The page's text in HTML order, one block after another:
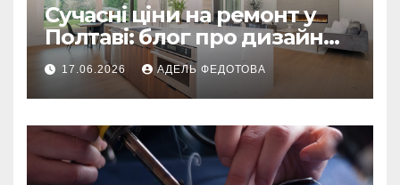
Сучасні ціни на ремонт у
Полтаві: блог про дизайн
інтер\’єру
17.06.2026 АДЕЛЬ ФЕДОТОВА